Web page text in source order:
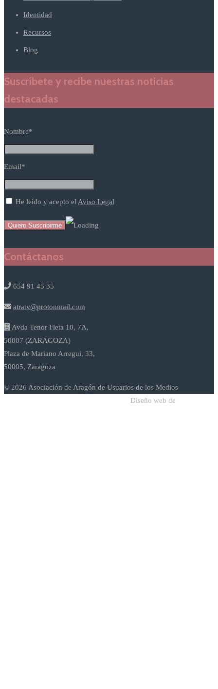
Identidad
Recursos
Blog
Suscríbete y recibe nuestras noticias
destacadas
Nombre*
Email*
He leído y acepto el Aviso Legal
Contáctanos
654 91 45 35
atratv@protonmail.com
Avda Tenor Fleta 10, 7A,
50007 (ZARAGOZA)
Plaza de Mariano Arregui, 33,
50005, Zaragoza
© 2026 Asociación de Aragón de Usuarios de los Medios
Diseño web de